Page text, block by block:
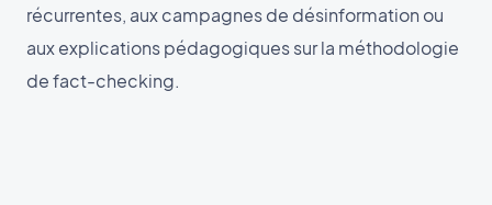
récurrentes, aux campagnes de désinformation ou
aux explications pédagogiques sur la méthodologie
de fact-checking.